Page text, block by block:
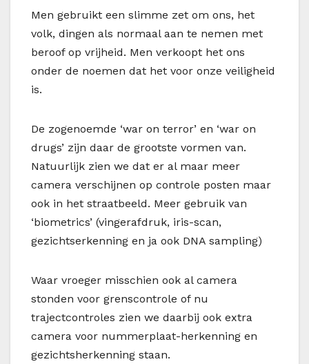
Men gebruikt een slimme zet om ons, het
volk, dingen als normaal aan te nemen met
beroof op vrijheid. Men verkoopt het ons
onder de noemen dat het voor onze veiligheid
is.
De zogenoemde ‘war on terror’ en ‘war on
drugs’ zijn daar de grootste vormen van.
Natuurlijk zien we dat er al maar meer
camera verschijnen op controle posten maar
ook in het straatbeeld. Meer gebruik van
‘biometrics’ (vingerafdruk, iris-scan,
gezichtserkenning en ja ook DNA sampling)
Waar vroeger misschien ook al camera
stonden voor grenscontrole of nu
trajectcontroles zien we daarbij ook extra
camera voor nummerplaat-herkenning en
gezichtsherkenning staan.